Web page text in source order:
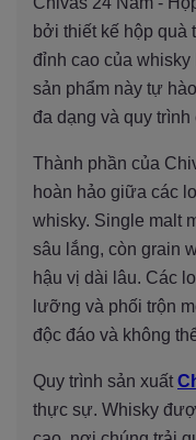
bởi thiết kế hộp quà
đỉnh cao của
sản phẩm này tự
đa dạng và quy trình
Thành phần của
hoàn hảo giữa các
whisky. Single malt
sâu lắng, còn grain
hậu vị dài lâu. Các
lưỡng và phối trộn
độc đáo và không
Quy trình sản xuất
thực sự. Whisky